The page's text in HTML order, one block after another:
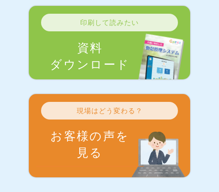
印刷して読みたい
資料
ダウンロード
現場はどう変わる？
お客様の声を
見る